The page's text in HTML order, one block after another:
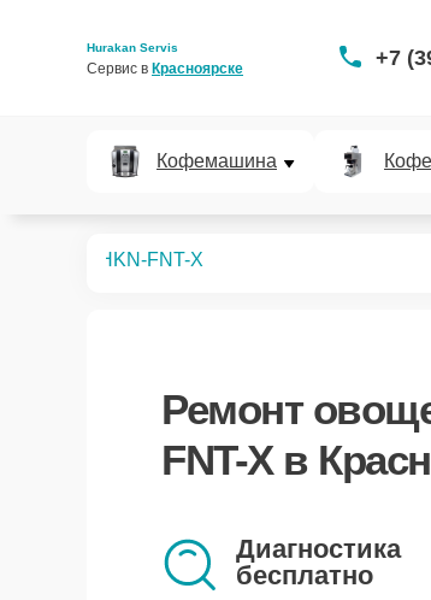
Hurakan Servis
Сервис в Красноярске +7
Кофемашина
HKN-FNT-X
Ремонт
FNT-Xв
Диагностика
бесплатно